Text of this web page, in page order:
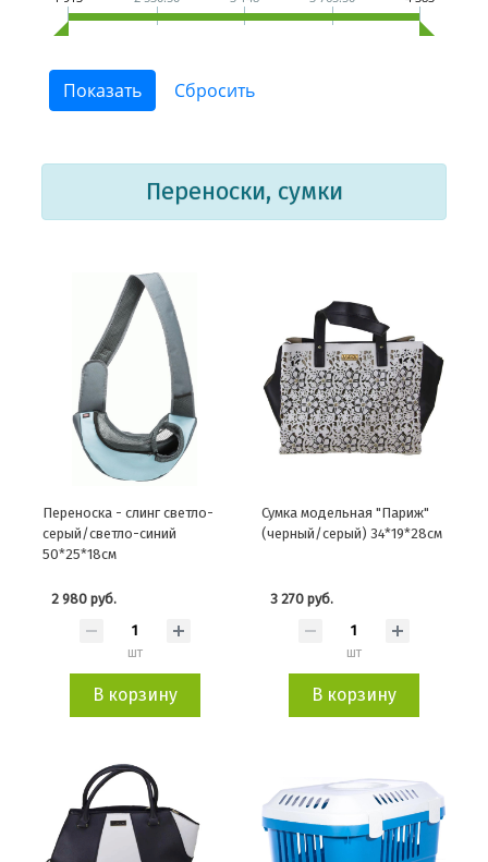
Переноски, сумки
Переноска - слинг светло-
серый/светло-синий
50*25*18см
2 980 руб.
шт
В корзину
Сумка модельная "Париж"
(черный/серый) 34*19*28см
3 270 руб.
шт
В корзину